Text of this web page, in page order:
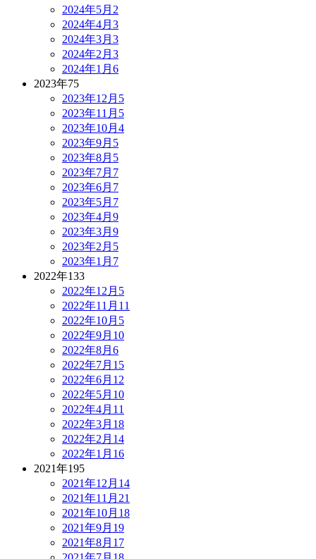
2024年5月 2
2024年4月 3
2024年3月 3
2024年2月 3
2024年1月 6
2023年75
2023年12月 5
2023年11月 5
2023年10月 4
2023年9月 5
2023年8月 5
2023年7月 7
2023年6月 7
2023年5月 7
2023年4月 9
2023年3月 9
2023年2月 5
2023年1月 7
2022年133
2022年12月 5
2022年11月 11
2022年10月 5
2022年9月 10
2022年8月 6
2022年7月 15
2022年6月 12
2022年5月 10
2022年4月 11
2022年3月 18
2022年2月 14
2022年1月 16
2021年195
2021年12月 14
2021年11月 21
2021年10月 18
2021年9月 19
2021年8月 17